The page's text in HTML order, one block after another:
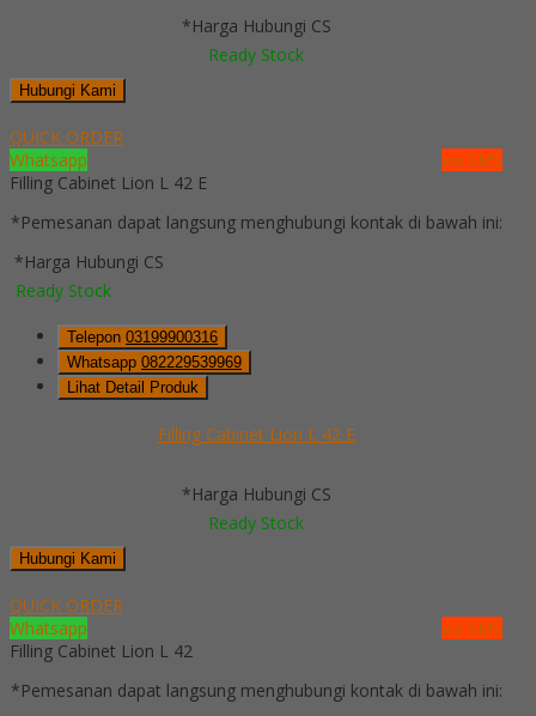
*Harga Hubungi CS
Ready Stock
Hubungi Kami
QUICK ORDER
Whatsapp
via SMS
Filling Cabinet Lion L 42 E
*Pemesanan dapat langsung menghubungi kontak di bawah ini:
*Harga Hubungi CS
Ready Stock
Telepon 03199900316
Whatsapp 082229539969
Lihat Detail Produk
Filling Cabinet Lion L 42 E
*Harga Hubungi CS
Ready Stock
Hubungi Kami
QUICK ORDER
Whatsapp
via SMS
Filling Cabinet Lion L 42
*Pemesanan dapat langsung menghubungi kontak di bawah ini: